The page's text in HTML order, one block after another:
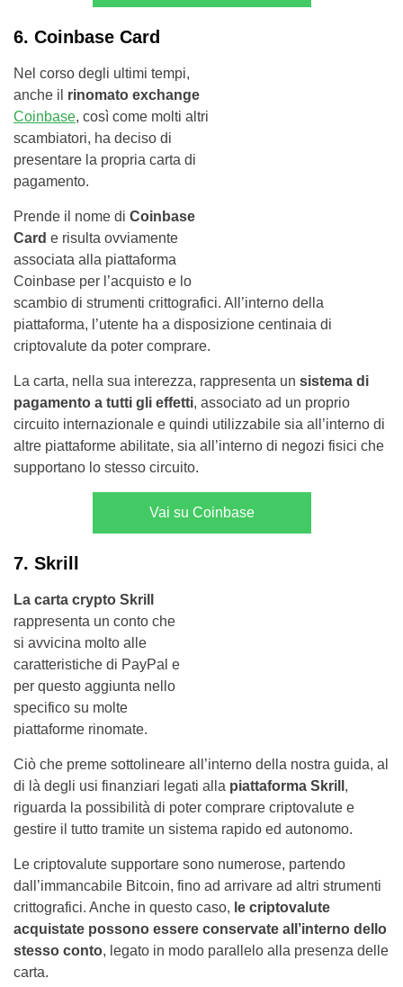
6. Coinbase Card
Nel corso degli ultimi tempi,
anche il rinomato exchange
Coinbase, così come molti altri
scambiatori, ha deciso di
presentare la propria carta di
pagamento.
Prende il nome di Coinbase
Card e risulta ovviamente
associata alla piattaforma
Coinbase per l’acquisto e lo
scambio di strumenti crittografici. All’interno della
piattaforma, l’utente ha a disposizione centinaia di
criptovalute da poter comprare.
La carta, nella sua interezza, rappresenta un sistema di
pagamento a tutti gli effetti, associato ad un proprio
circuito internazionale e quindi utilizzabile sia all’interno di
altre piattaforme abilitate, sia all’interno di negozi fisici che
supportano lo stesso circuito.
Vai su Coinbase
7. Skrill
La carta crypto Skrill
rappresenta un conto che
si avvicina molto alle
caratteristiche di PayPal e
per questo aggiunta nello
specifico su molte
piattaforme rinomate.
Ciò che preme sottolineare all’interno della nostra guida, al
di là degli usi finanziari legati alla piattaforma Skrill ,
riguarda la possibilità di poter comprare criptovalute e
gestire il tutto tramite un sistema rapido ed autonomo.
Le criptovalute supportare sono numerose, partendo
dall’immancabile Bitcoin, fino ad arrivare ad altri strumenti
crittografici. Anche in questo caso, le criptovalute
acquistate possono essere conservate all’interno dello
stesso conto, legato in modo parallelo alla presenza delle
carta.